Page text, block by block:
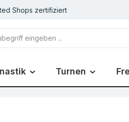
Shops zertifiziert
Turnen